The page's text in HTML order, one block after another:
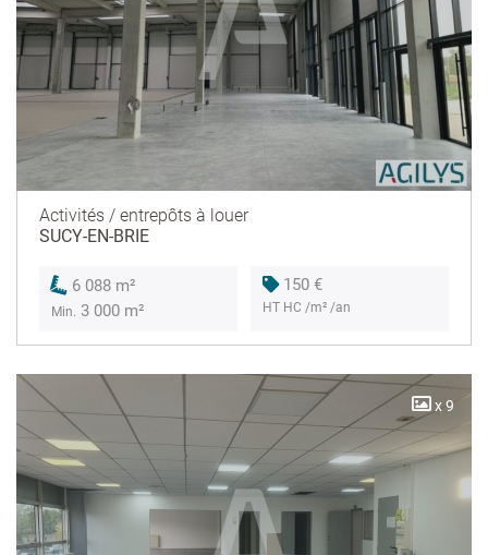
Activités / entrepôts à louer
SUCY-EN-BRIE
6 088 m²
Min. 3 000 m²
150 €
HT HC /m² /an
x 9